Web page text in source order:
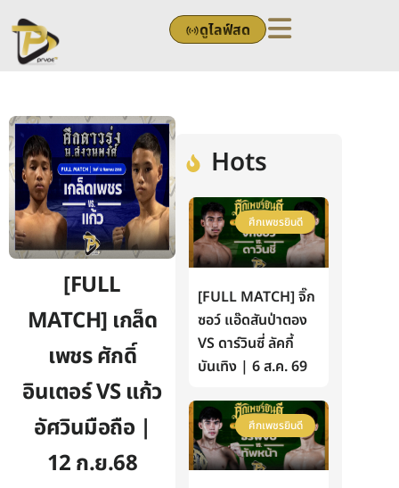
to
content
ดูไลฟ์สด
[FULL
MATCH] เกล็ด
เพชร ศักดิ์
อินเตอร์ VS แก้ว
อัศวินมือถือ |
12 ก.ย.68
Hots
ศึกเพชรยินดี
[FULL MATCH] จิ๊ก
ซอว์ แอ๊ดสันป่าตอง
VS ดาร์วินซี่ ลัคกี้
บันเทิง | 6 ส.ค. 69
ศึกเพชรยินดี